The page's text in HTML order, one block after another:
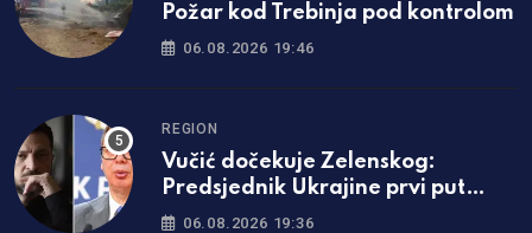
Požar kod Trebinja pod kontrolom
06.08.2026 19:46
REGION
Vučić dočekuje Zelenskog:
Predsjednik Ukrajine prvi put
dolazi u Srbiju
06.08.2026 19:36